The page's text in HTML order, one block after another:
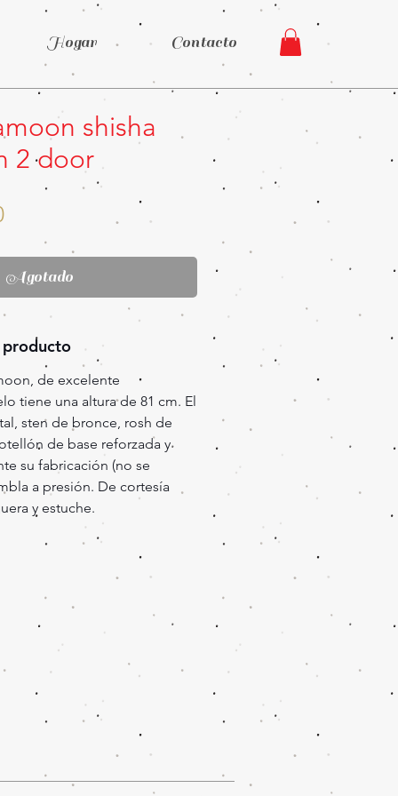
Hogar Contacto
shisha
2 door
Precio
Agotado
de excelente
tiene una altura de 81 cm. El
sten de bronce, rosh de
de base reforzada y
su fabricación (no se
a presión. De cortesía
y estuche.